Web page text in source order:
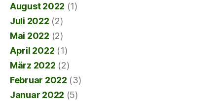
August 2022 (1)
Juli 2022 (2)
Mai 2022 (2)
April 2022 (1)
März 2022 (2)
Februar 2022 (3)
Januar 2022 (5)